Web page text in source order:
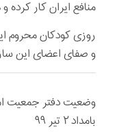
منافع ایران کار
روزی کودکان محروم
و صفای اعضای این
وضعیت دفتر جمعیت
بامداد ۲ تیر ۹۹